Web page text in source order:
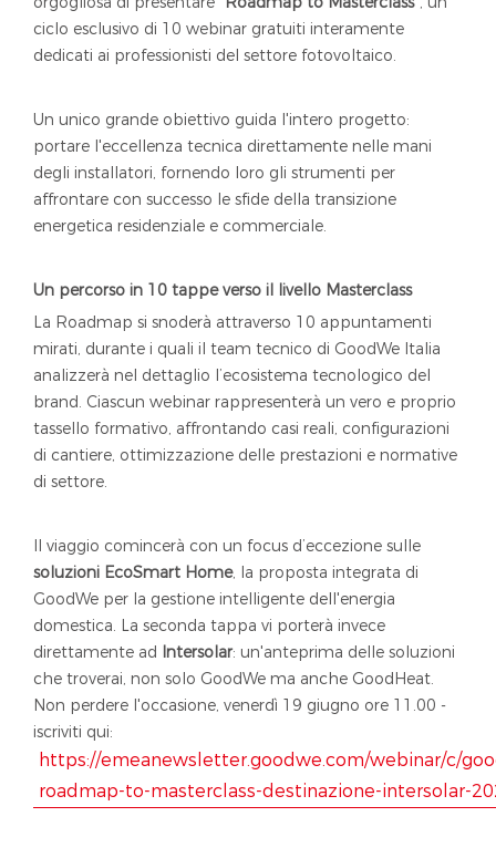
ciclo esclusivo di 10 webinar gratuiti interamente
dedicati ai professionisti del settore fotovoltaico.
Un unico grande obiettivo guida l'intero progetto:
portare l'eccellenza tecnica direttamente nelle mani
degli installatori, fornendo loro gli strumenti per
affrontare con successo le sfide della transizione
energetica residenziale e commerciale.
Un percorso in 10 tappe verso il livello Masterclass
La Roadmap si snoderà attraverso 10 appuntamenti
mirati, durante i quali il team tecnico di GoodWe Italia
analizzerà nel dettaglio l’ecosistema tecnologico del
brand. Ciascun webinar rappresenterà un vero e proprio
tassello formativo, affrontando casi reali, configurazioni
di cantiere, ottimizzazione delle prestazioni e normative
di settore.
Il viaggio comincerà con un focus d’eccezione sulle
soluzioni EcoSmart Home, la proposta integrata di
GoodWe per la gestione intelligente dell'energia
domestica. La seconda tappa vi porterà invece
direttamente ad Intersolar: un'anteprima delle soluzioni
che troverai, non solo GoodWe ma anche GoodHeat.
Non perdere l'occasione, venerdì 19 giugno ore 11.00 -
iscriviti qui:
https://emeanewsletter.goodwe.com/webinar/c/
roadmap-to-masterclass-destinazione-intersolar-